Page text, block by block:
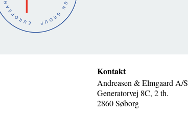
Kontakt
Andreasen & Elmgaard A/S
Generatorvej 8C, 2 th.
2860 Søborg